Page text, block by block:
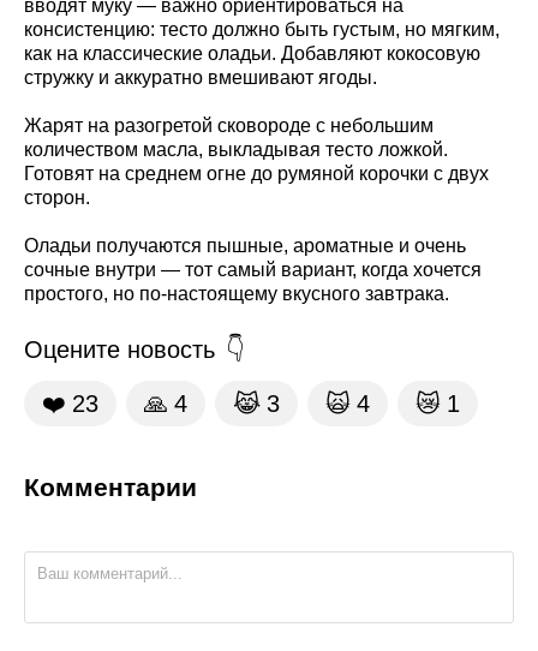
вводят муку — важно ориентироваться на
консистенцию: тесто должно быть густым, но мягким,
как на классические оладьи. Добавляют кокосовую
стружку и аккуратно вмешивают ягоды.
Жарят на разогретой сковороде с небольшим
количеством масла, выкладывая тесто ложкой.
Готовят на среднем огне до румяной корочки с двух
сторон.
Оладьи получаются пышные, ароматные и очень
сочные внутри — тот самый вариант, когда хочется
простого, но по-настоящему вкусного завтрака.
Оцените новость
❤️ 23 🙏 4 😹 3 🙀 4 😿 1
Комментарии